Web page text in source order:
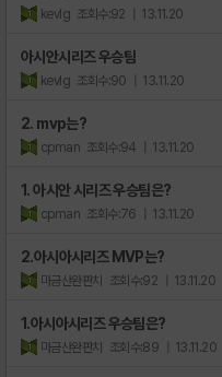
kevlg 조회수:92 | 13.11.20
아시안시리즈 우승팀
kevlg 조회수:90 | 13.11.20
2. mvp는?
cpman 조회수:94 | 13.11.20
1. 아시안 시리즈 우승팀은?
cpman 조회수:76 | 13.11.20
2.아시아시리즈 MVP는?
마금산완판치 조회수:92 | 13.11.20
1.아시아시리즈 우승팀은?
마금산완판치 조회수:89 | 13.11.20